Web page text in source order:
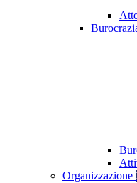
Organizzazione